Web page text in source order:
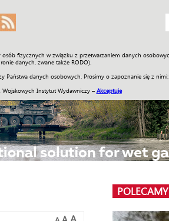
fizycznych w związku z przetwarzaniem danych
danych, zwane także RODO).
Państwa danych osobowych. Prosimy o zapoznanie się z nimi:
Instytut Wydawniczy – Akceptuję
Wideo ENGLISH SKLEP
POLECAMY